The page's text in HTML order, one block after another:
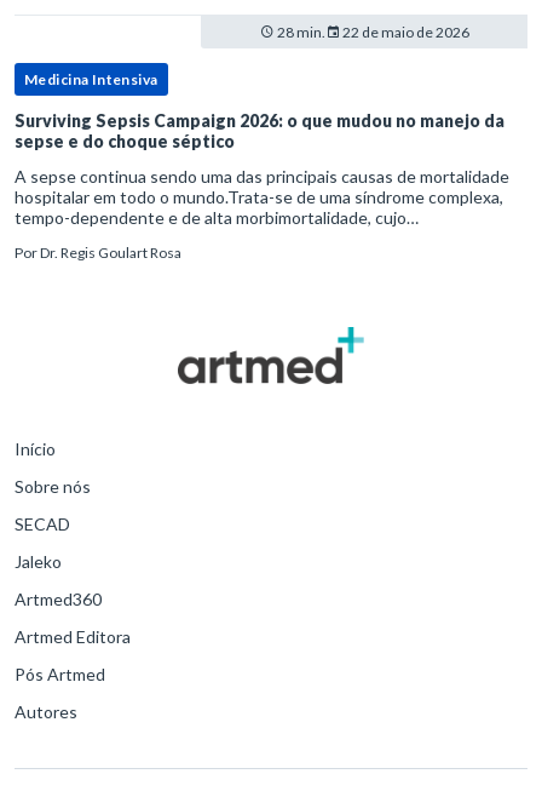
28 min. 22 de maio de 2026
Medicina Intensiva
Surviving Sepsis Campaign 2026: o que mudou no manejo da
sepse e do choque séptico
A sepse continua sendo uma das principais causas de mortalidade
hospitalar em todo o mundo.Trata-se de uma síndrome complexa,
tempo-dependente e de alta morbimortalidade, cujo
para o desfe
PorDr. Regis Goulart Rosa
Início
Sobre nós
SECAD
Jaleko
Artmed360
Artmed Editora
Pós Artmed
Autores